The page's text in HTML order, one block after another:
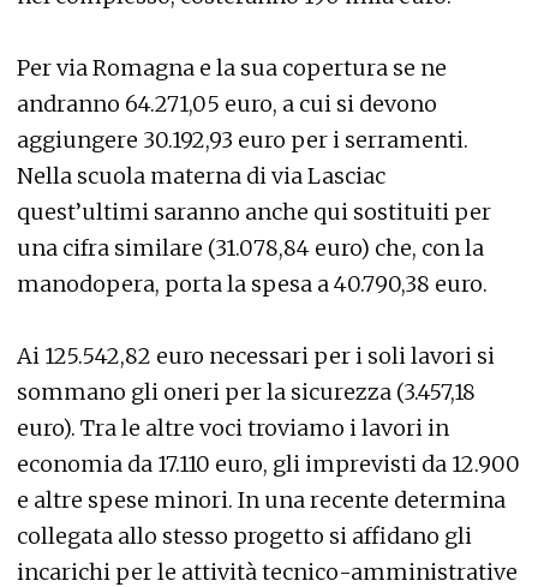
Per via Romagna e la sua copertura se ne
andranno 64.271,05 euro, a cui si devono
aggiungere 30.192,93 euro per i serramenti.
Nella scuola materna di via Lasciac
quest’ultimi saranno anche qui sostituiti per
una cifra similare (31.078,84 euro) che, con la
manodopera, porta la spesa a 40.790,38 euro.
Ai 125.542,82 euro necessari per i soli lavori si
sommano gli oneri per la sicurezza (3.457,18
euro). Tra le altre voci troviamo i lavori in
economia da 17.110 euro, gli imprevisti da 12.900
e altre spese minori. In una recente determina
collegata allo stesso progetto si affidano gli
incarichi per le attività tecnico-amministrative